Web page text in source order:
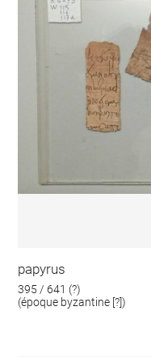
papyrus
395 / 641 (?)
(époque byzantine [?])